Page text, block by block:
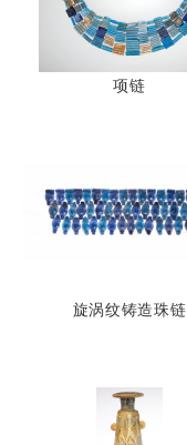
项链
旋涡纹铸造珠链